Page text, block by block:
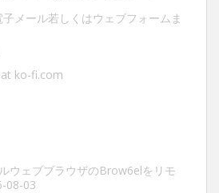
子メール若しくは ウェブフォーム ま
ウェブブラウザのBrow6elをリモ
08-03